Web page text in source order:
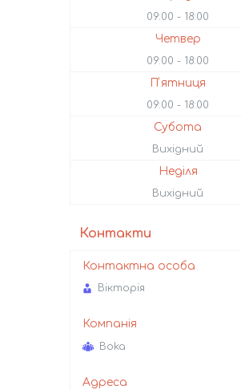
09:00 18:00
Четвер
09:00 18:00
Пʼятниця
09:00 18:00
Субота
Вихідний
Неділя
Вихідний
Контакти
Вікторія
Boka